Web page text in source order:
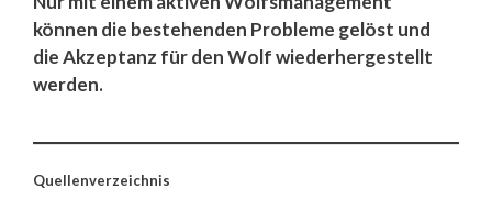
können die bestehenden Probleme gelöst und
die Akzeptanz für den Wolf wiederhergestellt
werden.
Quellenverzeichnis